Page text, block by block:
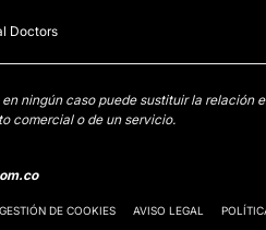
Doctors
ningún caso puede sustituir la relación
comercial o de un servicio.
GESTIÓN DE COOKIES AVISO LEGAL